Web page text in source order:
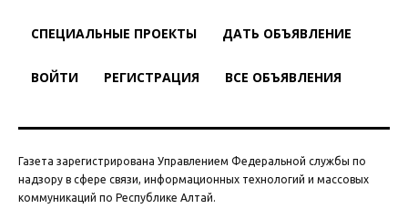
СПЕЦИАЛЬНЫЕ ПРОЕКТЫ ДАТЬ ОБЪЯВЛЕНИЕ
ВОЙТИ РЕГИСТРАЦИЯ ВСЕ ОБЪЯВЛЕНИЯ
Газета зарегистрирована Управлением Федеральной службы по
надзору в сфере связи, информационных технологий и массовых
коммуникаций по Республике Алтай.